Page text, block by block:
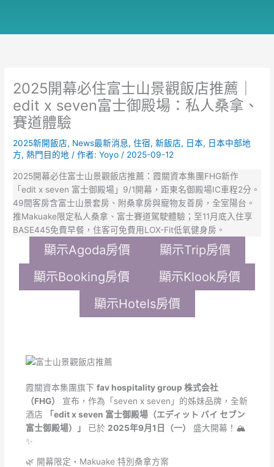
2025開幕必住富士山景觀飯店推薦｜
edit x seven富士御殿場：私人桑拿、
賽道體驗
2025新開飯店, News最新消息,住宿,新飯店, 日本, 日本中部地
方,熱門目的地 / 作者:Yoyo/ 2025-09-12
2025開幕必住富士山景觀飯店推薦：霞關資本集團FHG新作
「edit x seven 富士御殿場」9/1開幕，距東名御殿場IC車程2分。
49間客房含富士山景套房、附桑拿房與寵物友善房，全室陽台。
推Makuake限定私人桑拿、富士賽道駕駛體驗；至11月底入住享
BASE445免費早餐，住客可免費用LOX-Fit低氧健身房。
顯示Agoda房價
顯示Trip房價
顯示Booking房價
顯示Klook房價
顯示Hotels房價
霞關資本集團旗下 fav hospitality group 株式会社
（FHG）
宣布，作為「seven x seven」的姊妹品牌，全新
酒店
「edit x seven 富士御殿場（エディット バイ セブン
富士御殿場）」
已於 2025年9月1日（一）
盛大開幕！🏔️
✨
🌿 開幕限定・Makuake 特別桑拿方案